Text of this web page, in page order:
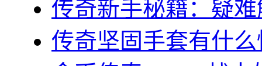
传奇新手秘籍：疑
传奇坚固手套有什么